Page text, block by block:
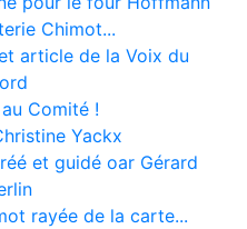
Chimot...
article de la Voix du
Comité !
Yackx
et guidé oar Gérard
rayée de la carte...